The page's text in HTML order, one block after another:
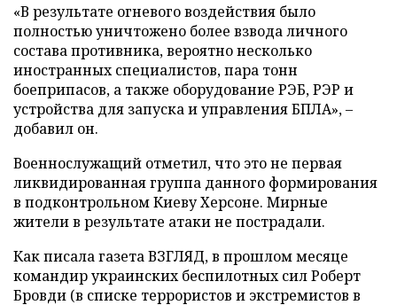
«В результате огневого воздействия было
полностью уничтожено более взвода личного
состава противника, вероятно несколько
иностранных специалистов, пара тонн
боеприпасов, а также оборудование РЭБ, РЭР и
устройства для запуска и управления БПЛА», –
добавил он.
Военнослужащий отметил, что это не первая
ликвидированная группа данного формирования
в подконтрольном Киеву Херсоне. Мирные
жители в результате атаки не пострадали.
Как писала газета ВЗГЛЯД, в прошлом месяце
командир украинских беспилотных сил Роберт
Бровди (в списке террористов и экстремистов в